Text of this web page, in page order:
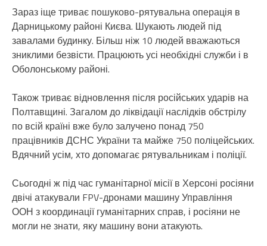
Зараз іще триває пошуково-рятувальна операція в
Дарницькому районі Києва. Шукають людей під
завалами будинку. Більш ніж 10 людей вважаються
зниклими безвісти. Працюють усі необхідні служби і в
Оболонському районі.
Також триває відновлення після російських ударів на
Полтавщині. Загалом до ліквідації наслідків обстрілу
по всій країні вже було залучено понад 750
працівників ДСНС України та майже 750 поліцейських.
Вдячний усім, хто допомагає рятувальникам і поліції.
Сьогодні ж під час гуманітарної місії в Херсоні росіяни
двічі атакували FPV-дронами машину Управління
ООН з координації гуманітарних справ, і росіяни не
могли не знати, яку машину вони атакують.